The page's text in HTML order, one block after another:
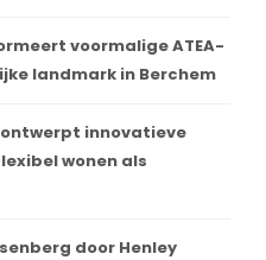
voormalige ATEA-
landmark in Berchem
innovatieve
wonen als
door Henley